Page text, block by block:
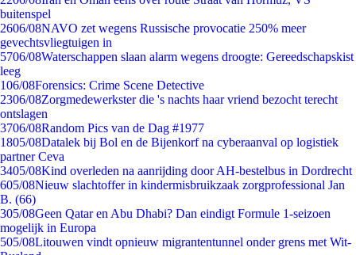
buitenspel
2606/08NAVO zet wegens Russische provocatie 250% meer
gevechtsvliegtuigen in
5706/08Waterschappen slaan alarm wegens droogte: Gereedschapskist
leeg
106/08Forensics: Crime Scene Detective
2306/08Zorgmedewerkster die 's nachts haar vriend bezocht terecht
ontslagen
3706/08Random Pics van de Dag #1977
1805/08Datalek bij Bol en de Bijenkorf na cyberaanval op logistiek
partner Ceva
3405/08Kind overleden na aanrijding door AH-bestelbus in Dordrecht
605/08Nieuw slachtoffer in kindermisbruikzaak zorgprofessional Jan
B. (66)
305/08Geen Qatar en Abu Dhabi? Dan eindigt Formule 1-seizoen
mogelijk in Europa
505/08Litouwen vindt opnieuw migrantentunnel onder grens met Wit-